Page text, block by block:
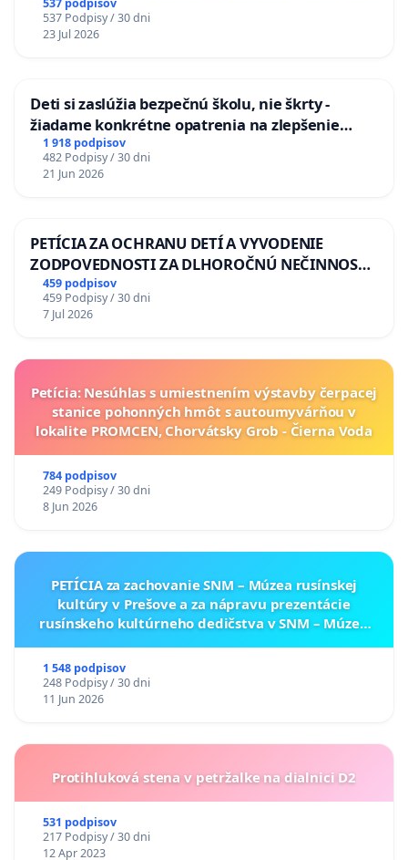
KONTROLOU SLOVENSKEJ REPUBLIKY & žiadosť
na riešenie zanedbaného stavu závlahových a
odvodňovacích kanálov na Slovensku
537 Podpisy / 30 dni
23 Jul 2026
Deti si zaslúžia bezpečnú školu, nie škrty -
žiadame konkrétne opatrenia na zlepšenie
situácie v školstve
1 918 podpisov
482 Podpisy / 30 dni
21 Jun 2026
PETÍCIA ZA OCHRANU DETÍ A VYVODENIE
ZODPOVEDNOSTI ZA DLHOROČNÚ NEČINNOSŤ
A ZLYHANIE ŠTÁTU
459 podpisov
459 Podpisy / 30 dni
7 Jul 2026
Petícia: Nesúhlas s umiestnením výstavby čerpacej
stanice pohonných hmôt s autoumyvárňou v
lokalite PROMCEN, Chorvátsky Grob - Čierna Voda
784 podpisov
249 Podpisy / 30 dni
8 Jun 2026
PETÍCIA za zachovanie SNM – Múzea rusínskej
kultúry v Prešove a za nápravu prezentácie
rusínskeho kultúrneho dedičstva v SNM – Múzeu
1 548 podpisov
248 Podpisy / 30 dni
11 Jun 2026
Protihluková stena v petržalke na dialnici D2
531 podpisov
217 Podpisy / 30 dni
12 Apr 2023